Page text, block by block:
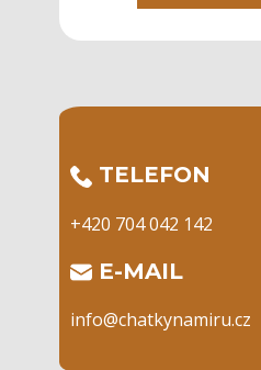
​TELEFON
+420 704 042 142
​E-MAIL
info@chatkynamiru.cz